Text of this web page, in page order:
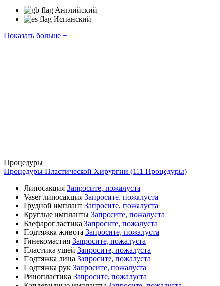
Английский
Испанский
Показать больше +
Процедуры
Процедуры Пластической Хирургии (111 Процедуры)
Липосакция Запросите, пожалуста
Vaser липосакция Запросите, пожалуста
Грудной имплант Запросите, пожалуста
Круглые импланты Запросите, пожалуста
Блефаропластика Запросите, пожалуста
Подтяжка живота Запросите, пожалуста
Гинекомастия Запросите, пожалуста
Пластика ушей Запросите, пожалуста
Подтяжка лица Запросите, пожалуста
Подтяжка рук Запросите, пожалуста
Ринопластика Запросите, пожалуста